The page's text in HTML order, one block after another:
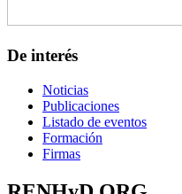
De interés
Noticias
Publicaciones
Listado de eventos
Formación
Firmas